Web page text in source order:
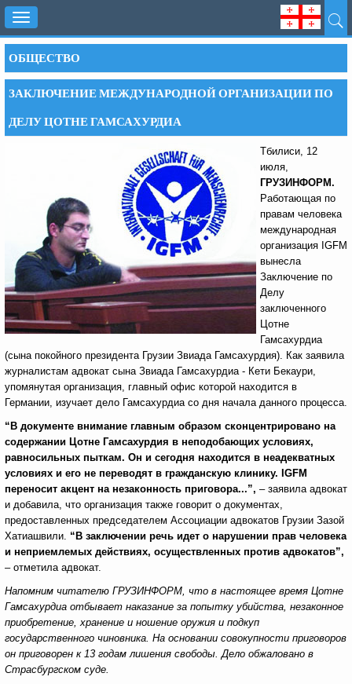
Toggle
navigation
ОБЩЕСТВО
ЗАКЛЮЧЕНИЕ МЕЖДУНАРОДНОЙ ОРГАНИЗАЦИИ ПО
ДЕЛУ ЦОТНЕ ГАМСАХУРДИА
Тбилиси, 12
июля,
ГРУЗИНФОРМ.
Работающая по
правам человека
международная
организация IGFM
вынесла
Заключение по
Делу
заключенного
Цотне
Гамсахурдиа
(сына покойного президента Грузии Звиада Гамсахурдия). Как заявила
журналистам адвокат сына Звиада Гамсахурдиа - Кети Бекаури,
упомянутая организация, главный офис которой находится в
Германии, изучает дело Гамсахурдиа со дня начала данного процесса.
“В документе внимание главным образом сконцентрировано на
содержании Цотне Гамсахурдия в неподобающих условиях,
равносильных пыткам. Он и сегодня находится в неадекватных
условиях и его не переводят в гражданскую клинику. IGFM
переносит акцент на незаконность приговора...”, – заявила адвокат
и добавила, что организация также говорит о документах,
предоставленных председателем Ассоциации адвокатов Грузии Зазой
Хатиашвили. “В заключении речь идет о нарушении прав человека
и неприемлемых действиях, осуществленных против адвокатов”,
– отметила адвокат.
Напомним читателю ГРУЗИНФОРМ, что в настоящее время Цотне
Гамсахурдиа отбывает наказание за попытку убийства, незаконное
приобретение, хранение и ношение оружия и подкуп
государственного чиновника. На основании совокупности приговоров
он приговорен к 13 годам лишения свободы. Дело обжаловано в
Страсбургском суде.